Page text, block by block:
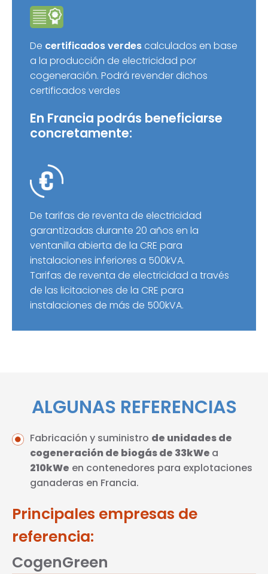
De certificados verdescalculados en base
a la producción de electricidad por
cogeneración. Podrá revender dichos
certificados verdes
En Francia podrás beneficiarse
concretamente:
De tarifas de reventa de electricidad
garantizadas durante 20 años en la
ventanilla abierta de la CRE para
instalaciones inferiores a 500kVA.
Tarifas de reventa de electricidad a través
de las licitaciones de la CRE para
instalaciones de más de 500kVA.
ALGUNAS REFERENCIAS
Fabricación y suministro de unidades de
cogeneración de biogás de 33kWe a
210kWe en contenedores para explotaciones
ganaderas en Francia.
Principales empresas de
referencia:
CogenGreen